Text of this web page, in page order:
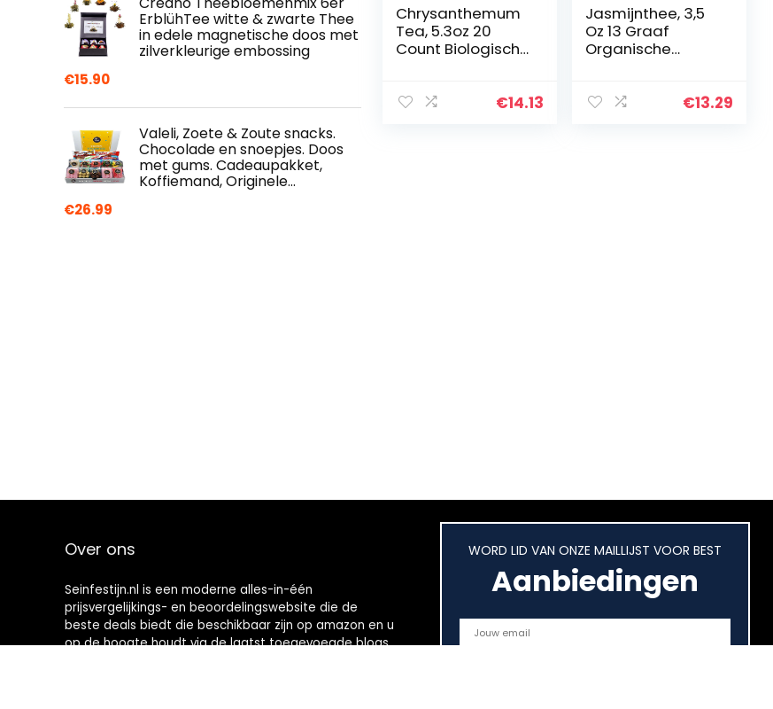
ErblühTee witte & zwarte Thee
in edele magnetische doos met
zilverkleurige embossing
€15.90
Valeli, Zoete & Zoute snacks.
Chocolade en snoepjes. Doos
met gums. Cadeaupakket,
Koffiemand, Originele…
€26.99
Chrysanthemum
Tea, 5.3oz 20
Count Biologische
Theezakjes met
€14.13
Jasmijnthee, 3,5
Oz 13 Graaf
Organische
Chinese Jasmijn
€13.29
Over ons
Seinfestijn.nl is een moderne alles-in-één
prijsvergelijkings- en beoordelingswebsite die de
beste deals biedt die beschikbaar zijn op amazon en u
op de hoogte houdt via de laatst toegevoegde blogs.
WORD LID VAN ONZE MAILLIJST VOOR BEST
Aanbiedingen